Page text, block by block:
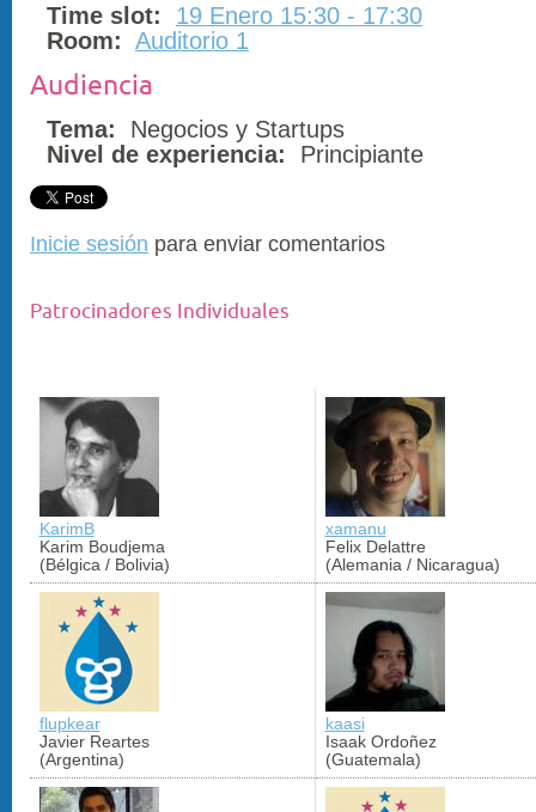
Time slot:
19 Enero 15:30 - 17:30
Room: Auditorio 1
Audiencia
Tema:
Negocios y Startups
Nivel de experiencia:
Principiante
Inicie sesión para enviar comentarios
Patrocinadores Individuales
KarimB
Karim Boudjema
(Bélgica / Bolivia)
xamanu
Felix Delattre
(Alemania / Nicaragua)
flupkear
Javier Reartes
(Argentina)
kaasi
Isaak Ordoñez
(Guatemala)